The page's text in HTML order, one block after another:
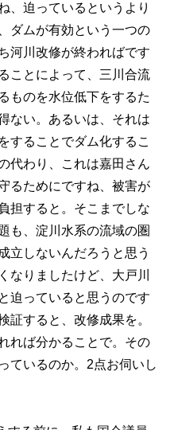
、迫っているというより
ダムが有効という一つの
河川改修が終わればです
ことによって、三川合流
ものを水位低下をするた
ない。あるいは、それは
することでダム化するこ
代わり、これは嘉田さん
るためにですね、被害が
担すると。そこまでしな
も、淀川水系の流域の圏
立しないんだろうと思う
なりましたけど、大戸川
迫っていると思うのです
証すると、改修成果を。
れば分かることで。その
ているのか。2点お伺いし